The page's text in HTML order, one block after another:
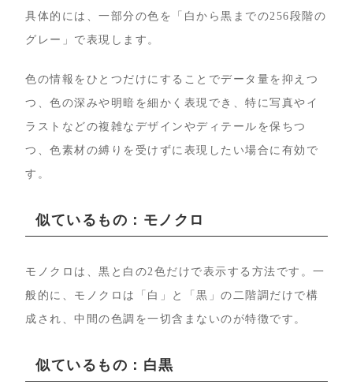
具体的には、一部分の色を「白から黒までの256段階の
グレー」で表現します。
色の情報をひとつだけにすることでデータ量を抑えつ
つ、色の深みや明暗を細かく表現でき、特に写真やイ
ラストなどの複雑なデザインやディテールを保ちつ
つ、色素材の縛りを受けずに表現したい場合に有効で
す。
似ているもの：モノクロ
モノクロは、黒と白の2色だけで表示する方法です。一
般的に、モノクロは「白」と「黒」の二階調だけで構
成され、中間の色調を一切含まないのが特徴です。
似ているもの：白黒